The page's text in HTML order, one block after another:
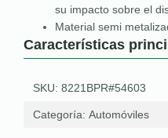
su impacto sobre el
Material semi
Características
SKU: 8221BPR#54603
Categoría: Automóviles